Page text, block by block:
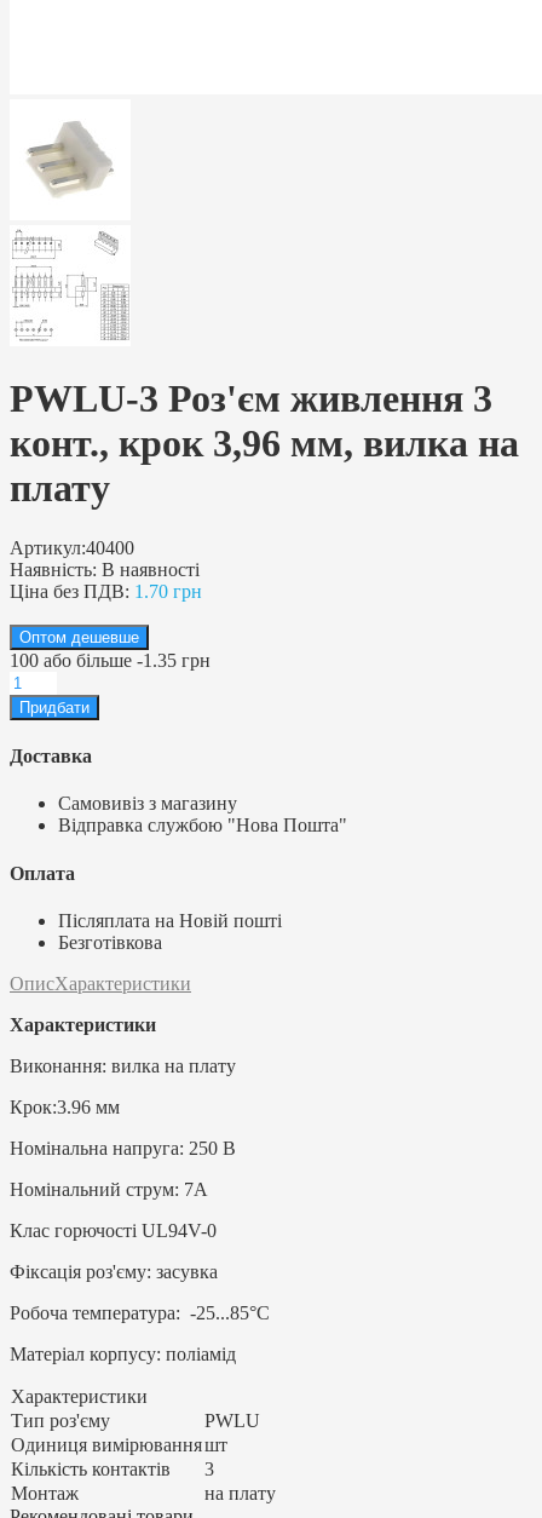
PWLU-3 Роз'єм живлення 3
конт., крок 3,96 мм, вилка на
плату
Артикул:40400
Наявність: В наявності
Ціна без ПДВ: 1.70 грн
Оптом дешевше
100 або більше -1.35 грн
Доставка
Самовивіз з магазину
Відправка службою "Нова Пошта"
Оплата
Післяплата на Новій пошті
Безготівкова
ОписХарактеристики
Характеристики
Виконання: вилка на плату
Крок:3.96 мм
Номінальна напруга: 250 В
Номінальний струм: 7А
Клас горючості UL94V-0
Фіксація роз'єму: засувка
Робоча температура: -25...85°C
Матеріал корпусу: поліамід
Характеристики
Тип роз'єму
PWLU
Одиниця вимірюванняшт
Кількість контактів
3
Монтаж
на плату